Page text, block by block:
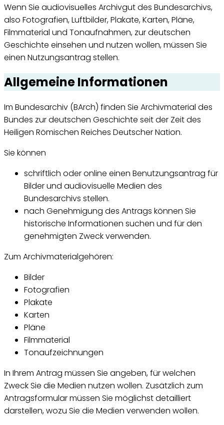
Wenn Sie audiovisuelles Archivgut des Bundesarchivs,
also Fotografien, Luftbilder, Plakate, Karten, Pläne,
Filmmaterial und Tonaufnahmen, zur deutschen
Geschichte einsehen und nutzen wollen, müssen Sie
einen Nutzungsantrag stellen.
Allgemeine Informationen
Im Bundesarchiv (BArch) finden Sie Archivmaterial des
Bundes zur deutschen Geschichte seit der Zeit des
Heiligen Römischen Reiches Deutscher Nation.
Sie können
schriftlich oder online einen Benutzungsantrag für
Bilder und audiovisuelle Medien des
Bundesarchivs stellen.
nach Genehmigung des Antrags können Sie
historische Informationen suchen und für den
genehmigten Zweck verwenden.
Zum Archivmaterialgehören:
Bilder
Fotografien
Plakate
Karten
Pläne
Filmmaterial
Tonaufzeichnungen
In Ihrem Antrag müssen Sie angeben, für welchen
Zweck Sie die Medien nutzen wollen. Zusätzlich zum
Antragsformular müssen Sie möglichst detailliert
darstellen, wozu Sie die Medien verwenden wollen.